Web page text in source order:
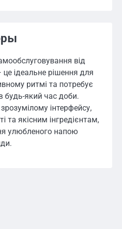
від
це ідеальне рішення для
ритмі та потребує
будь-який час доби.
інтерфейсу,
та якісним інгредієнтам,
улюбленого напою